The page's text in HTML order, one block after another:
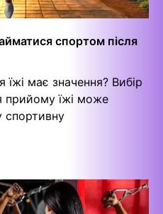
спортом після
їжі має значення? Вибір
прийому їжі може
спортивну